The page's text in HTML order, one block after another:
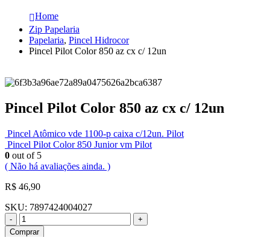
Home
Zip Papelaria
Papelaria, Pincel Hidrocor
Pincel Pilot Color 850 az cx c/ 12un
Pincel Pilot Color 850 az cx c/ 12un
Pincel Atômico vde 1100-p caixa c/12un. Pilot
Pincel Pilot Color 850 Junior vm Pilot
0 out of 5
( Não há avaliações ainda. )
R$ 46,90
SKU: 7897424004027
-
+
Comprar